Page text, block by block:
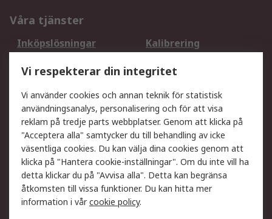
Våra tjänster
Inköpslösningar
Kalibrering
DesignSpark
Teknisk Support
Ditt lokala säljteam
Exportlösningar
Support
Få hjälp
Retur av varor
Leverans
Spåra din order
Begär en fakturakopi
Fördelar med RS-konto
Betalningsalternativ
Vi respekterar din integritet
Vi använder cookies och annan teknik för statistisk
användningsanalys, personalisering och för att visa
reklam på tredje parts webbplatser. Genom att klicka på
"Acceptera alla" samtycker du till behandling av icke
väsentliga cookies. Du kan välja dina cookies genom att
klicka på "Hantera cookie-inställningar". Om du inte vill ha
detta klickar du på "Avvisa alla". Detta kan begränsa
åtkomsten till vissa funktioner. Du kan hitta mer
information i vårcookie policy.